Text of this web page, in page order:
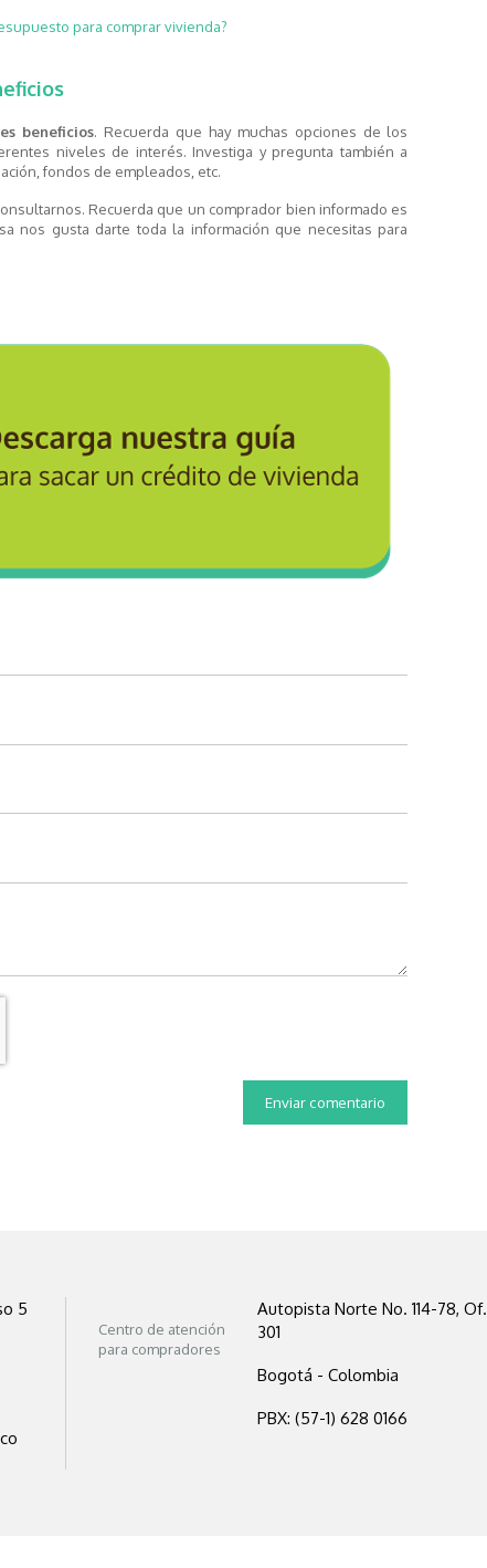
para comprar vivienda?
beneficios. Recuerda que hay muchas opciones de los
niveles de interés. Investiga y pregunta también a
fondos de empleados, etc.
Recuerda que un comprador bien informado es
nos gusta darte toda la información que necesitas para
5
Centro de atención
para compradores
Autopista Norte No. 114-78, Of.
301
Bogotá - Colombia
PBX: (57-1) 628 0166